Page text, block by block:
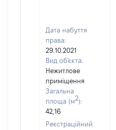
Дата набуття
права:
29.10.2021
Вид об'єкта:
Нежитлове
приміщення
Загальна
площа (м2):
42,16
Реєстраційний